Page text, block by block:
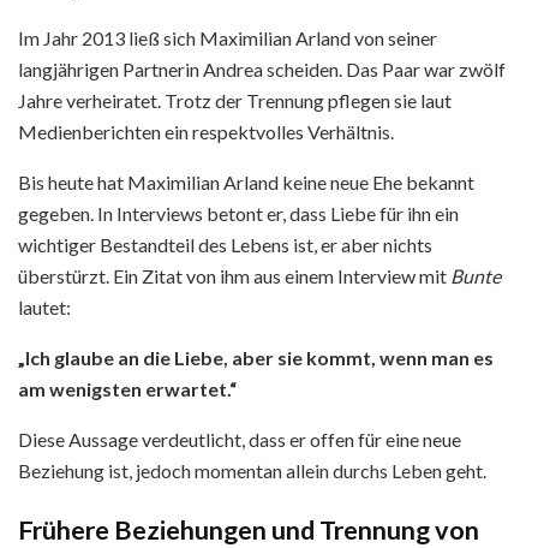
Im Jahr 2013 ließ sich Maximilian Arland von seiner
langjährigen Partnerin Andrea scheiden. Das Paar war zwölf
Jahre verheiratet. Trotz der Trennung pflegen sie laut
Medienberichten ein respektvolles Verhältnis.
Bis heute hat Maximilian Arland keine neue Ehe bekannt
gegeben. In Interviews betont er, dass Liebe für ihn ein
wichtiger Bestandteil des Lebens ist, er aber nichts
überstürzt. Ein Zitat von ihm aus einem Interview mit Bunte
lautet:
„Ich glaube an die Liebe, aber sie kommt, wenn man es
am wenigsten erwartet.“
Diese Aussage verdeutlicht, dass er offen für eine neue
Beziehung ist, jedoch momentan allein durchs Leben geht.
Frühere Beziehungen und Trennung von